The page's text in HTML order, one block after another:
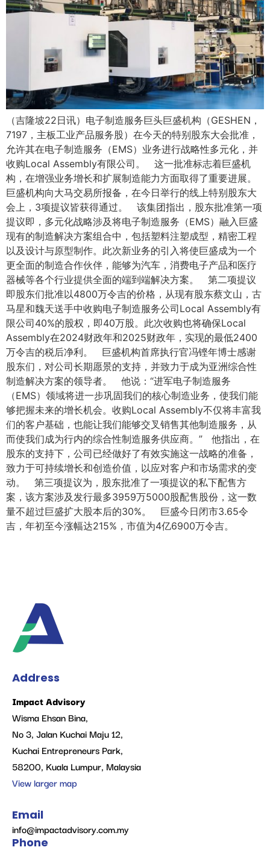
（吉隆坡22日讯）电子制造服务巨头巨盛机构（GESHEN，
7197，主板工业产品服务股）在今天的特别股东大会批准，
允许其在电子制造服务（EMS）业务进行战略性多元化，并
收购Local Assembly有限公司。 这一批准标志着巨盛机
构，在增强业务增长和扩展制造能力方面取得了重要进展。
巨盛机构向大马交易所报备，在今日举行的线上特别股东大
会上，3项提议皆获得通过。 该集团指出，股东批准第一项
提议即，多元化战略涉及将电子制造服务（EMS）融入巨盛
现有的制造解决方案组合中，包括塑料注塑成型，精密工程
以及设计与原型制作。此次新业务的引入将使巨盛成为一个
更全面的制造合作伙伴，能够为汽车，消费电子产品和医疗
器械等各个行业提供全面的端到端解决方案。 第二项提议
即股东们批准以4800万令吉的价格，从现有股东蔡文山，古
马星和魏天送手中收购电子制造服务公司Local Assembly有
限公司40%的股权，即40万股。此次收购也将确保Local
Assembly在2024财政年和2025财政年，实现的最低2400
万令吉的税后净利。 巨盛机构首席执行官冯铿年博士感谢
股东们，对公司长期愿景的支持，并致力于成为亚洲综合性
制造解决方案的领导者。 他说：“进军电子制造服务
（EMS）领域将进一步巩固我们的核心制造业务，使我们能
够把握未来的增长机会。收购Local Assembly不仅将丰富我
们的客户基础，也能让我们能够交叉销售其他制造服务，从
而使我们成为行内的综合性制造服务供应商。” 他指出，在
股东的支持下，公司已经做好了有效实施这一战略的准备，
致力于可持续增长和创造价值，以应对客户和市场需求的变
动。 第三项提议为，股东批准了一项提议的私下配售方
案，该方案涉及发行最多3959万5000股配售股份，这一数
量不超过巨盛扩大股本后的30%。 巨盛今日闭市3.65令
吉，年初至今涨幅达215%，市值为4亿6900万令吉。
Address
Impact Advisory
Wisma Ehsan Bina,
No 3, Jalan Kuchai Maju 12,
Kuchai Entrepreneurs Park,
58200, Kuala Lumpur, Malaysia
View larger map
Email
info@impactadvisory.com.my
Phone